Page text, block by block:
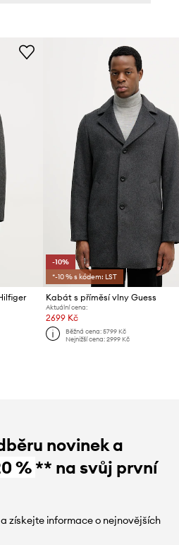
-10%
*-10 % s kódem: LST
Kabát s příměsí vlny Guess
Aktuální cena:
2699 Kč
Běžná cena: 5799 Kč
Nejnižší cena: 2999 Kč
novinek a
%** na svůj první
získejte informace o nejnovějších